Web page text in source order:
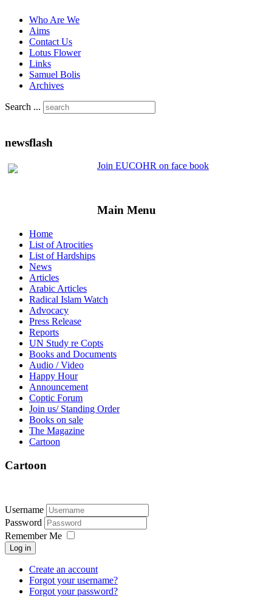
Who Are We
Aims
Contact Us
Lotus Flower
Links
Samuel Bolis
Archives
Search ...
newsflash
Join EUCOHR on face book
Main Menu
Home
List of Atrocities
List of Hardships
News
Articles
Arabic Articles
Radical Islam Watch
Advocacy
Press Release
Reports
UN Study re Copts
Books and Documents
Audio / Video
Happy Hour
Announcement
Coptic Forum
Join us/ Standing Order
Books on sale
The Magazine
Cartoon
Cartoon
Username
Password
Remember Me
Log in
Create an account
Forgot your username?
Forgot your password?